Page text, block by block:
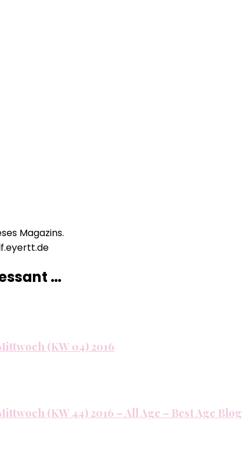
Magazins.
…
(KW 04) 2016
(KW 44) 2016 – All Age – Best Age Blog